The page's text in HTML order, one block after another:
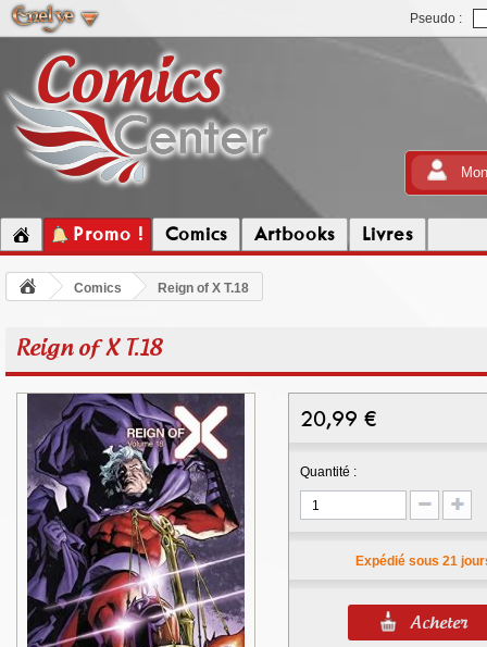
Pseudo :
Promo ! Comics Artbooks Livres
Comics Reign of X T.18
Reign of X T.18
20,99 €
Quantité :
Expédié sous 21